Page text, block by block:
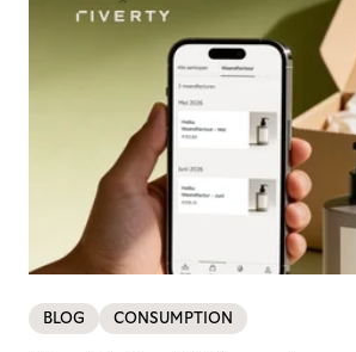
BLOG CONSUMPTION